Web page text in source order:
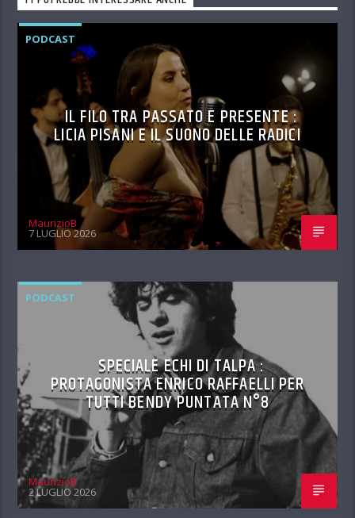
PODCAST
IL FILO TRA PASSATO E PRESENTE :
LICIA PISANI E IL SUONO DELLE RADICI
MaurizioB
7 LUGLIO 2026
PODCAST
SPECIALE ECHI DI TALPA :
PROTAGONISTA ENRICO RAFFAELLI PER
TUTTI BENDY PUNTATA N°8
MaurizioB
2 LUGLIO 2026